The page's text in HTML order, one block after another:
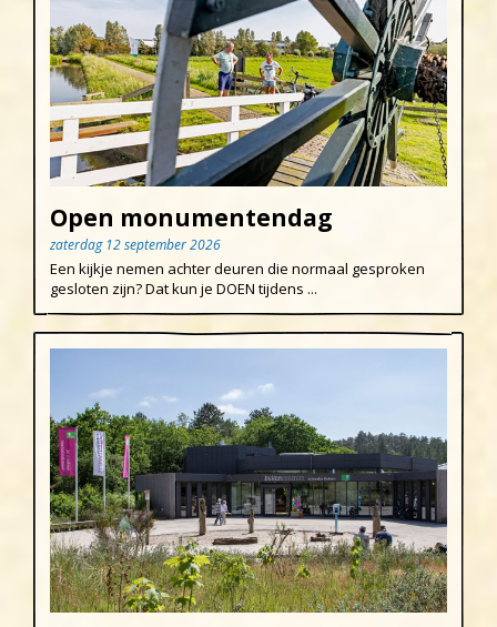
Open monumentendag
zaterdag 12 september 2026
Een kijkje nemen achter deuren die normaal gesproken
gesloten zijn? Dat kun je DOEN tijdens ...